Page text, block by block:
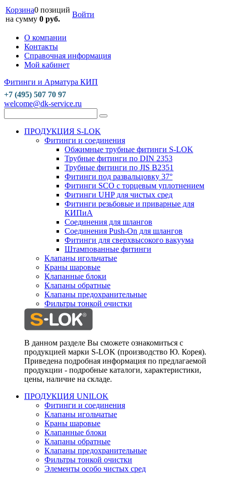
Корзина0 позиций
на сумму 0 руб.
Войти
О компании
Контакты
Справочная информация
Мой кабинет
Фитинги и Арматура КИП
+7 (495) 507 70 97
welcome@dk-service.ru
ПРОДУКЦИЯ S-LOK
Фитинги и соединения
Обжимные трубные фитинги S-LOK
Трубные фитинги по DIN 2353
Трубные фитинги по JIS B2351
Фитинги под развальцовку 37°
Фитинги SCO с торцевым уплотнением
Фитинги UHP для чистых сред
Фитинги резьбовые и приварные для
КИПиА
Соединения для шлангов
Соединения Push-On для шлангов
Фитинги для сверхвысокого вакуума
Штампованные фитинги
Клапаны игольчатые
Краны шаровые
Клапанные блоки
Клапаны обратные
Клапаны предохранительные
Фильтры тонкой очистки
В данном разделе Вы сможете ознакомиться с
продукцией марки S-LOK (производство Ю. Корея).
Приведена подробная информация по предлагаемой
продукции - подробные каталоги, характеристики,
цены, наличие на складе.
ПРОДУКЦИЯ UNILOK
Фитинги и соединения
Клапаны игольчатые
Краны шаровые
Клапанные блоки
Клапаны обратные
Клапаны предохранительные
Фильтры тонкой очистки
Элементы особо чистых сред